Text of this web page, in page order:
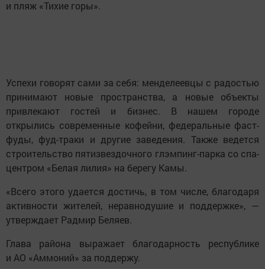
и пляж «Тихие горы».
Успехи говорят сами за себя: менделеевцы с радостью
принимают новые пространства, а новые объекты
привлекают гостей и бизнес. В нашем городе
открылись современные кофейни, федеральные фаст-
фуды, фуд-траки и другие заведения. Также ведется
строительство пятизвездочного глэмпинг-парка со спа-
центром «Белая лилия» на берегу Камы.
«Всего этого удается достичь, в том числе, благодаря
активности жителей, неравнодушие и поддержке», —
утверждает Радмир Беляев.
Глава района выражает благодарность республике
и АО «Аммоний» за поддержу.